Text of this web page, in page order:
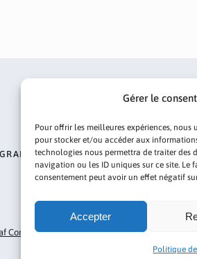
Gérer le
Pour offrir les meilleures expériences,
pour stocker et/ou accéder aux
technologies nous permettra de traiter des
navigation ou les ID uniques sur ce site. Le
consentement peut avoir un effet négatif
Accepter
Politique
POLITIQUE DE
Com